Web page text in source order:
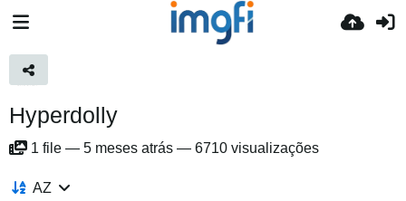
Hyperdolly
1 file — 5 meses atrás — 6710 visualizações
AZ